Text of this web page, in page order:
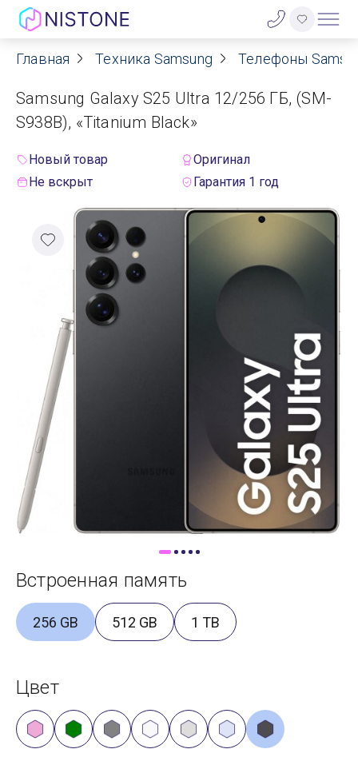
Акции
О нас
Договор оферты
Реквизиты
Контакты
Гарантия
Оплата
Главная Техника Samsung Телефоны
Samsung Galaxy S25 Ultra 12/256 ГБ, (SM-
S938B), «Titanium Black»
Новый товар
Оригинал
Не вскрыт
Гарантия 1 год
Встроенная память
256 GB 512 GB 1 TB
Цвет